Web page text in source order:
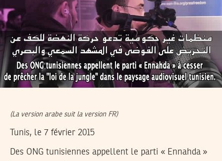
(La version arabe suit la version FR)
Tunis, le 7 février 2015
Des ONG tunisiennes appellent le parti « Ennahda »